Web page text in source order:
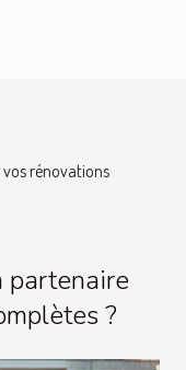
rénovations
partenaire
?